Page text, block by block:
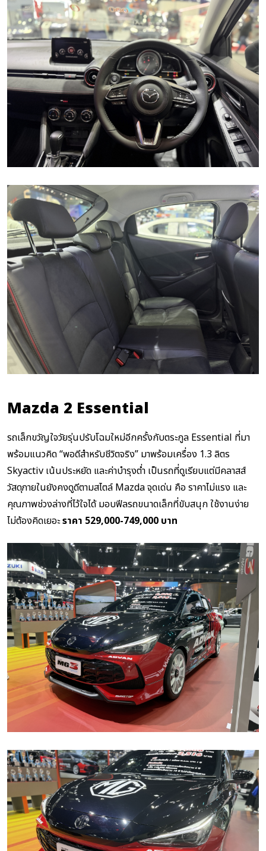
Mazda 2 Essential
รถเล็กขวัญใจวัยรุ่นปรับโฉมใหม่อีกครั้งกับตระกูล Essential ที่มา
พร้อมแนวคิด “พอดีสำหรับชีวิตจริง” มาพร้อมเครื่อง 1.3 ลิตร
Skyactiv เน้นประหยัด และค่าบำรุงต่ำ เป็นรถที่ดูเรียบแต่มีคลาสส์
วัสดุภายในยังคงดูดีตามสไตล์ Mazda จุดเด่น คือ ราคาไม่แรง และ
คุณภาพช่วงล่างที่ไว้ใจได้ มอบฟีลรถขนาดเล็กที่ขับสนุก ใช้งานง่าย
ไม่ต้องคิดเยอะราคา 529,000-749,000 บาท